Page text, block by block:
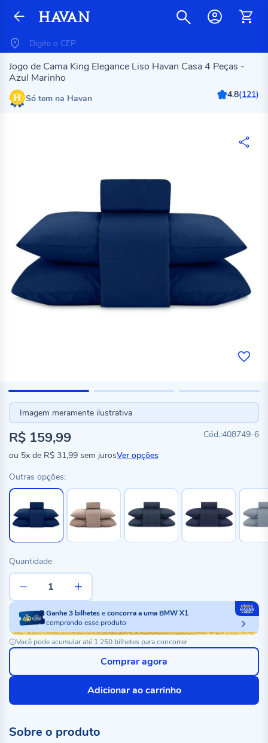
Jogo de Cama King Elegance Liso Havan Casa 4 Peças -
Azul Marinho
Só tem na Havan 4.8(121)
Imagem meramente ilustrativa
408749-6
R$ 159,99
ou 5x de R$ 31,99 sem jurosVer opções
Outras opções:
Quantidade
Ganhe3bilheteseconcorra a uma BMW X1
comprando esse produto
Você pode acumular até 1.250 bilhetes para concorrer
Adicionar ao carrinho
Comprar agora
Sobre o produto